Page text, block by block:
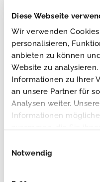
Diese Webseite
Wir verwenden
personalisieren,
anbieten zu können
Website zu
Informationen zu Ihrer
an unsere Partner für
Analysen weiter.
Informationen
gesammelt haben.
Notwendig
Daten oder die
unrichtigen Daten zu
6.3. Sie haben nach
Recht zu verlangen,
unverzüglich gelöscht
Maßgabe des Art. 18
6.4. Sie haben das
betreffenden Daten,